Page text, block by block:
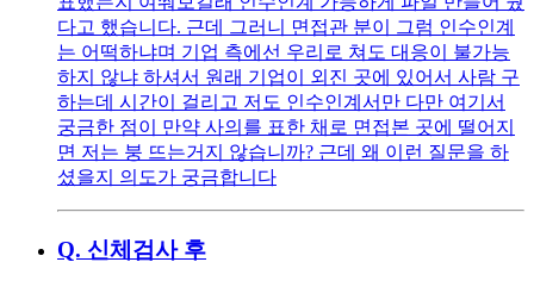
다고 했습니다. 근데 그러니 면접관 분이 그럼 인수인계
는 어떡하냐며 기업 측에선 우리로 쳐도 대응이 불가능
하지 않냐 하셔서 원래 기업이 외진 곳에 있어서 사람 구
하는데 시간이 걸리고 저도 인수인계서만 다만 여기서
궁금한 점이 만약 사의를 표한 채로 면접본 곳에 떨어지
면 저는 붕 뜨는거지 않습니까? 근데 왜 이런 질문을 하
셨을지 의도가 궁금합니다
Q. 신체검사 후